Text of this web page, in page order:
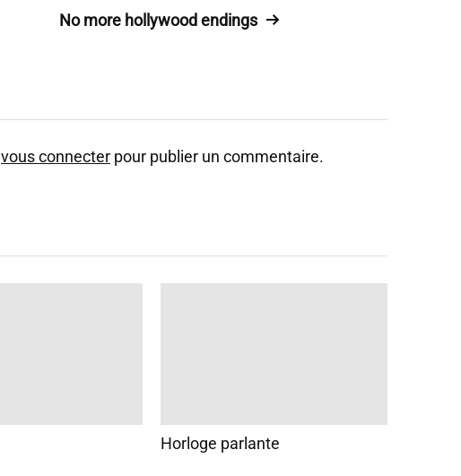
No more hollywood endings
vous connecter pour publier un commentaire.
Horloge parlante